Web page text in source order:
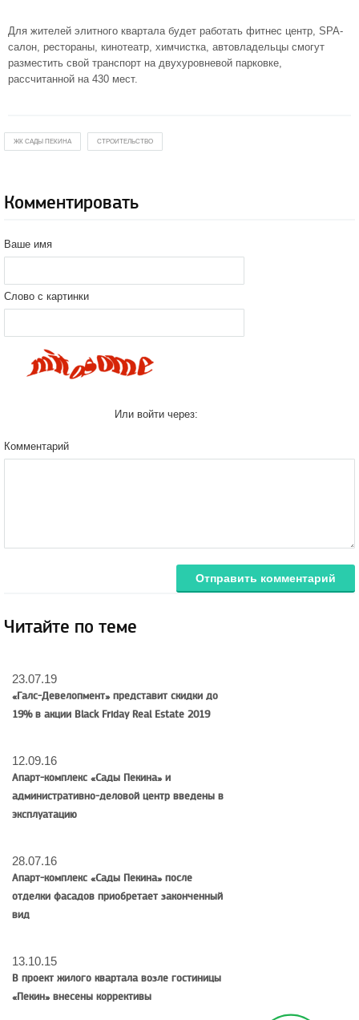
Для жителей элитного квартала будет работать фитнес центр, SPA-
салон, рестораны, кинотеатр, химчистка, автовладельцы смогут
разместить свой транспорт на двухуровневой парковке,
рассчитанной на 430 мест.
ЖК САДЫ ПЕКИНА СТРОИТЕЛЬСТВО
Комментировать
Ваше имя
Слово с картинки
Или войти через:
Комментарий
Отправить комментарий
Читайте по теме
23.07.19
«Галс-Девелопмент» представит скидки до
19% в акции Black Friday Real Estate 2019
12.09.16
Апарт-комплекс «Сады Пекина» и
административно-деловой центр введены в
эксплуатацию
28.07.16
Апарт-комплекс «Сады Пекина» после
отделки фасадов приобретает законченный
вид
13.10.15
В проект жилого квартала возле гостиницы
«Пекин» внесены коррективы